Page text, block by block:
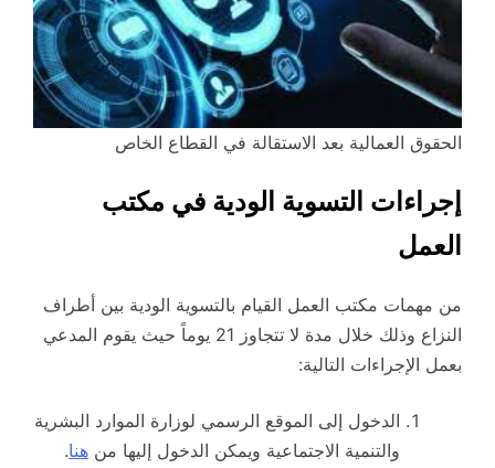
الحقوق العمالية بعد الاستقالة في القطاع الخاص
إجراءات التسوية الودية في مكتب
العمل
من مهمات مكتب العمل القيام بالتسوية الودية بين أطراف
النزاع وذلك خلال مدة لا تتجاوز 21 يوماً حيث يقوم المدعي
بعمل الإجراءات التالية:
الدخول إلى الموقع الرسمي لوزارة الموارد البشرية
والتنمية الاجتماعية ويمكن الدخول إليها من هنا.